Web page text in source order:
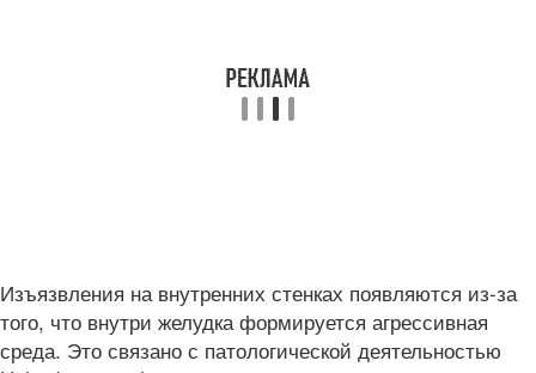
Изъязвления на внутренних стенках появляются из-за
того, что внутри желудка формируется агрессивная
среда. Это связано с патологической деятельностью